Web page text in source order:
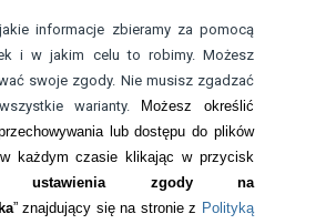
informacje zbieramy za pomocą
i w jakim celu to robimy. Możesz
swoje zgody. Nie musisz zgadzać
warianty.
Możesz określić
lub dostępu do plików
każdym czasie klikając w przycisk
ustawienia zgody na
” znajdujący się na stronie z Polityką